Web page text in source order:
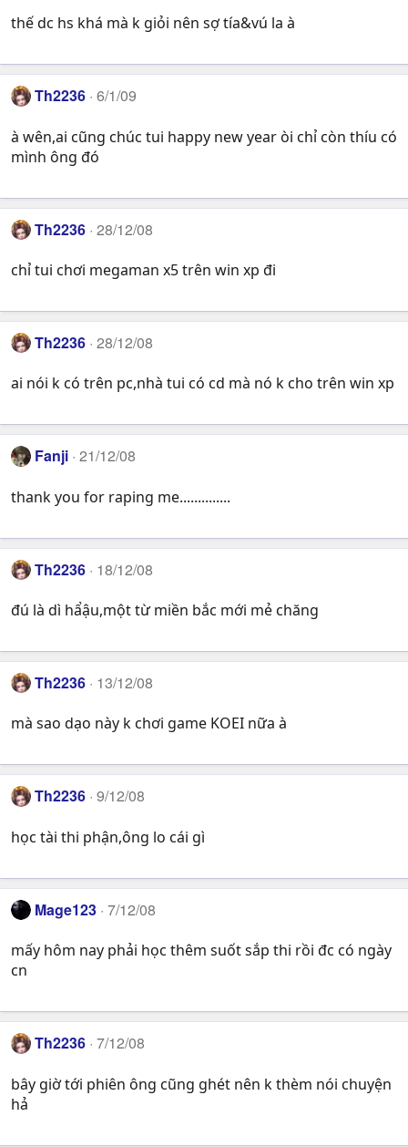
thế dc hs khá mà k giỏi nên sợ tía&vú la à
Th2236 6/1/09
à wên,ai cũng chúc tui happy new year òi chỉ còn thíu có
mình ông đó
Th2236 28/12/08
chỉ tui chơi megaman x5 trên win xp đi
Th2236 28/12/08
ai nói k có trên pc,nhà tui có cd mà nó k cho trên win xp
Fanji 21/12/08
thank you for raping me..............
Th2236 18/12/08
đú là dì hẩậu,một từ miền bắc mới mẻ chăng
Th2236 13/12/08
mà sao dạo này k chơi game KOEI nữa à
Th2236 9/12/08
học tài thi phận,ông lo cái gì
Mage123 7/12/08
mấy hôm nay phải học thêm suốt sắp thi rồi đc có ngày
cn
Th2236 7/12/08
bây giờ tới phiên ông cũng ghét nên k thèm nói chuyện
hả